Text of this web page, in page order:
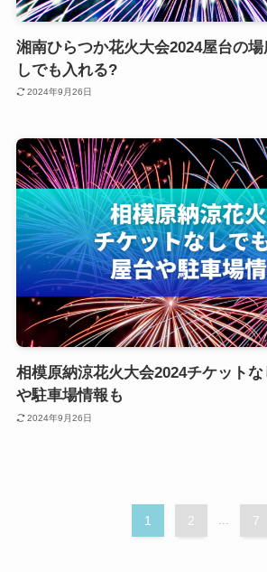
湘南ひらつか花火大会2024屋台の
しでも入れる?
2024年9月26日
相模原納涼花火大会2024チケット
や駐車場情報も
2024年9月26日
1 2 ... 7